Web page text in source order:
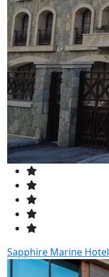
Sapphire Marine Hotel